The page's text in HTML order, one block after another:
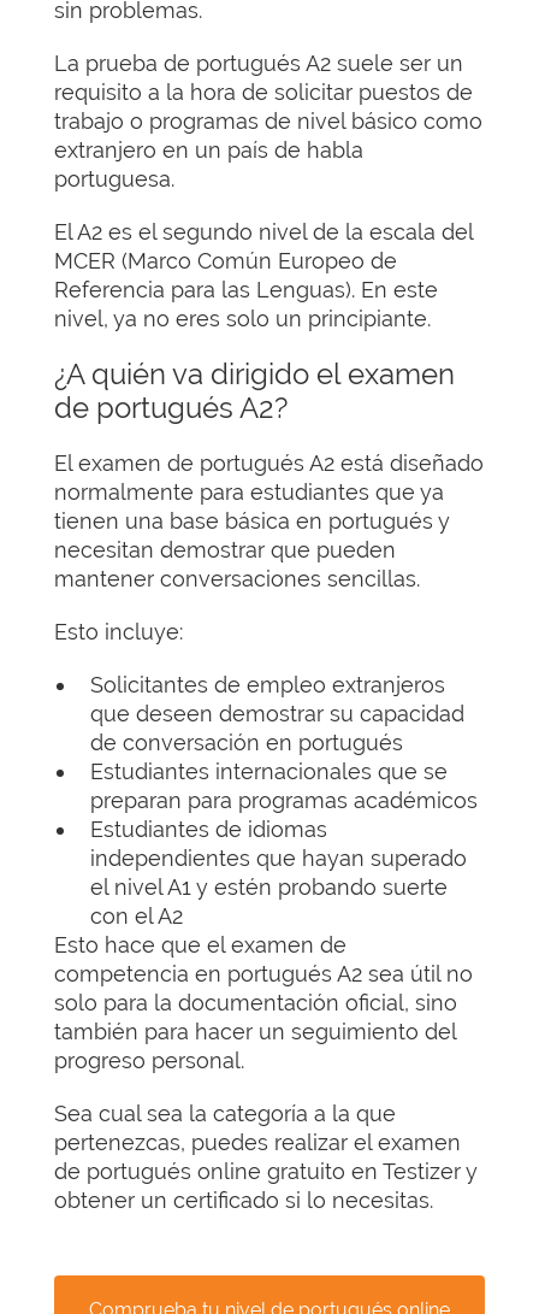
sin problemas.
La prueba de portugués A2 suele ser un
requisito a la hora de solicitar puestos de
trabajo o programas de nivel básico como
extranjero en un país de habla
portuguesa.
El A2 es el segundo nivel de la escala del
MCER (Marco Común Europeo de
Referencia para las Lenguas). En este
nivel, ya no eres solo un principiante.
¿A quién va dirigido el examen
de portugués A2?
El examen de portugués A2 está diseñado
normalmente para estudiantes que ya
tienen una base básica en portugués y
necesitan demostrar que pueden
mantener conversaciones sencillas.
Esto incluye:
Solicitantes de empleo extranjeros
que deseen demostrar su capacidad
de conversación en portugués
Estudiantes internacionales que se
preparan para programas académicos
Estudiantes de idiomas
independientes que hayan superado
el nivel A1 y estén probando suerte
con el A2
Esto hace que el examen de
competencia en portugués A2 sea útil no
solo para la documentación oficial, sino
también para hacer un seguimiento del
progreso personal.
Sea cual sea la categoría a la que
pertenezcas, puedes realizar el examen
de portugués online gratuito en Testizer y
obtener un certificado si lo necesitas.